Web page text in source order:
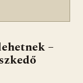
–